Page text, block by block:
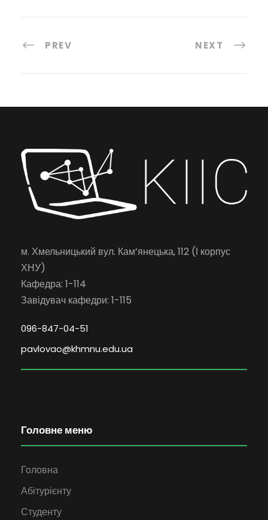
PREV NEXT
м. Хмельницький вул. Кам’янецька, 112 (І корпус
ХНУ)
Кафедра: 1-114
Завідувач кафедри: 1-115
096-847-04-51
pavlovao@khmnu.edu.ua
Головне меню
Головна
Абітурієнту
Студенту